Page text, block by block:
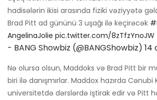
hadisələrin ikisi arasında fiziki vəziyyətə
Brad Pitt ad gününü 3 uşağı ilə keçirəcək
AngelinaJolie pic.twitter.com/8zTfzYnoJW
- BANG Showbiz (@BANGShowbiz) 14
Nə olursa olsun, Maddoks və Brad Pitt bir
biri ilə danışmırlar. Maddox hazırda Cənubi
universitetdə dərslərdə iştirak edir və Pitt